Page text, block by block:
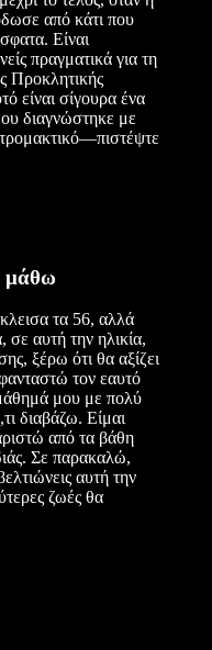
από κάτι που
Είναι
πραγματικά για τη
Προκλητικής
είναι σίγουρα ένα
διαγνώστηκε με
μάθω
τα 56, αλλά
αυτή την ηλικία,
ξέρω ότι θα αξίζει
τον εαυτό
μου με πολύ
διαβάζω. Είμαι
από τα βάθη
Σε παρακαλώ,
αυτή την
ζωές θα